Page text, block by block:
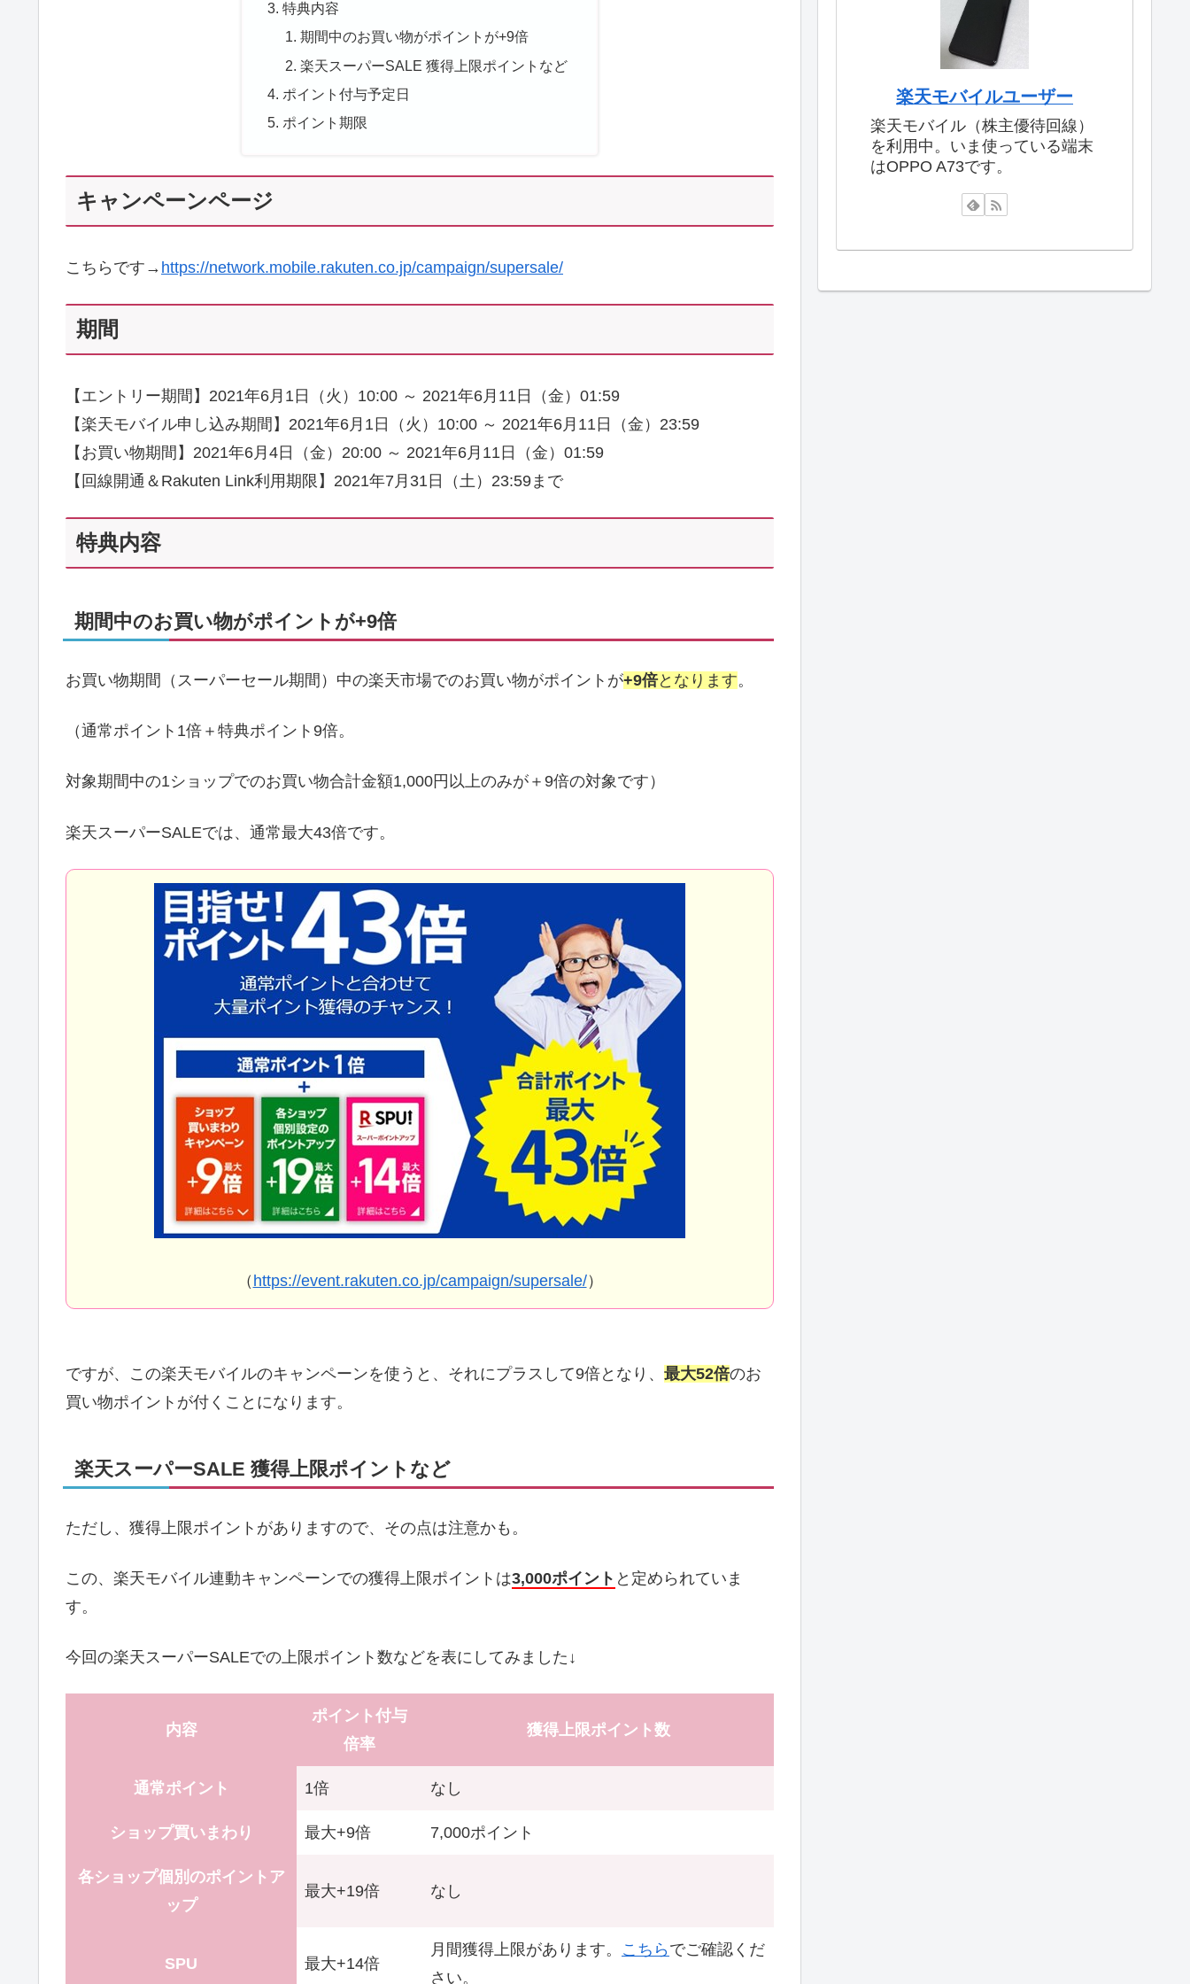
特典内容
期間中のお買い物がポイントが+9倍
楽天スーパーSALE 獲得上限ポイントなど
ポイント付与予定日
ポイント期限
キャンペーンページ
こちらです→ https://network.mobile.rakuten.co.jp/campaign/supersale/
期間
【エントリー期間】2021年6月1日（火）10:00 ～ 2021年6月11日（金）01:59
【楽天モバイル申し込み期間】2021年6月1日（火）10:00 ～ 2021年6月11日（金）23:59
【お買い物期間】2021年6月4日（金）20:00 ～ 2021年6月11日（金）01:59
【回線開通＆Rakuten Link利用期限】2021年7月31日（土）23:59まで
特典内容
期間中のお買い物がポイントが+9倍
お買い物期間（スーパーセール期間）中の楽天市場でのお買い物がポイントが+9倍となります。
（通常ポイント1倍＋特典ポイント9倍。
対象期間中の1ショップでのお買い物合計金額1,000円以上のみが＋9倍の対象です）
楽天スーパーSALEでは、通常最大43倍です。
（ https://event.rakuten.co.jp/campaign/supersale/）
ですが、この楽天モバイルのキャンペーンを使うと、それにプラスして9倍となり、 最大52倍のお
買い物ポイントが付くことになります。
楽天スーパーSALE 獲得上限ポイントなど
ただし、獲得上限ポイントがありますので、その点は注意かも。
この、楽天モバイル連動キャンペーンでの獲得上限ポイントは3,000ポイント と定められていま
す。
今回の楽天スーパーSALEでの上限ポイント数などを表にしてみました↓
内容
ポイント付与
倍率
獲得上限ポイント数
通常ポイント 1倍 なし
ショップ買いまわり 最大+9倍 7,000ポイント
各ショップ個別のポイントア
ップ
最大+19倍 なし
SPU 最大+14倍
月間獲得上限があります。 こちら でご確認くだ
さい。
楽天モバイルユーザー
楽天モバイル（株主優待回線）
を利用中。いま使っている端末
はOPPO A73です。